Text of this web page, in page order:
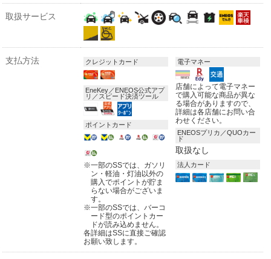
取扱サービス
支払方法 クレジットカード
EneKey／ENEOS公式アプ
リ／スピード決済ツール
ポイントカード
※一部のSSでは、ガソリ
ン・軽油・灯油以外の
購入でポイントが貯ま
らない場合がございま
す。
※一部のSSでは、バーコ
ード型のポイントカー
ドが読み込めません。
各詳細はSSに直接ご確認
お願い致します。
電子マネー
店舗によって電子マネー
で購入可能な商品が異な
る場合がありますので、
詳細は各店舗にお問い合
わせください。
ENEOSプリカ／QUOカー
ド
取扱なし
法人カード